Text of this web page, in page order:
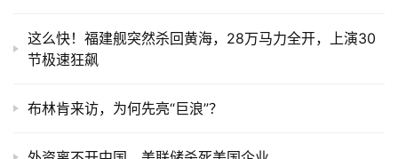
这么快！福建舰突然杀回黄海，28万马力全开，上演30
节极速狂飙
布林肯来访，为何先亮“巨浪”？